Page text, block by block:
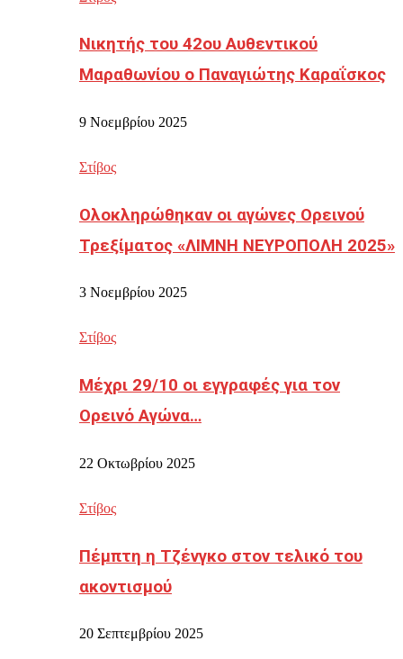
Νικητής του 42ου Αυθεντικού
Μαραθωνίου ο Παναγιώτης Καραΐσκος
9 Νοεμβρίου 2025
Στίβος
Ολοκληρώθηκαν οι αγώνες Ορεινού
Τρεξίματος «ΛΙΜΝΗ ΝΕΥΡΟΠΟΛΗ 2025»
3 Νοεμβρίου 2025
Στίβος
Μέχρι 29/10 οι εγγραφές για τον
Ορεινό Αγώνα…
22 Οκτωβρίου 2025
Στίβος
Πέμπτη η Τζένγκο στον τελικό του
ακοντισμού
20 Σεπτεμβρίου 2025